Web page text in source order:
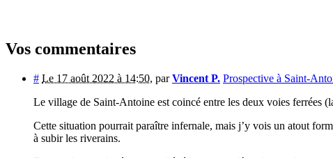
Vos commentaires
# Le 17 août 2022 à 14:50, parVincent P. Prospective à Saint-
Le village de Saint-Antoine est coincé entre les deux voies ferrées
Cette situation pourrait paraître infernale, mais j’y vois un atout
à subir les riverains.